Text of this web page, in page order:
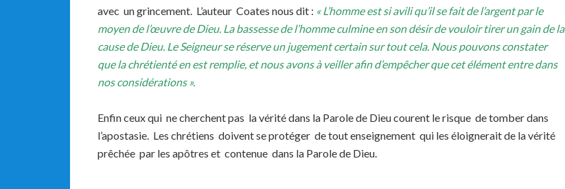
avec un grincement. L’auteur Coates nous dit : « L’homme est si avili qu’il se fait de l’argent par le
moyen de l’œuvre de Dieu. La bassesse de l’homme culmine en son désir de vouloir tirer un gain de la
cause de Dieu. Le Seigneur se réserve un jugement certain sur tout cela. Nous pouvons constater
que la chrétienté en est remplie, et nous avons à veiller afin d’empêcher que cet élément entre dans
nos considérations ».
Enfin ceux qui ne cherchent pas la vérité dans la Parole de Dieu courent le risque de tomber dans
l’apostasie. Les chrétiens doivent se protéger de tout enseignement qui les éloignerait de la vérité
prêchée par les apôtres et contenue dans la Parole de Dieu.